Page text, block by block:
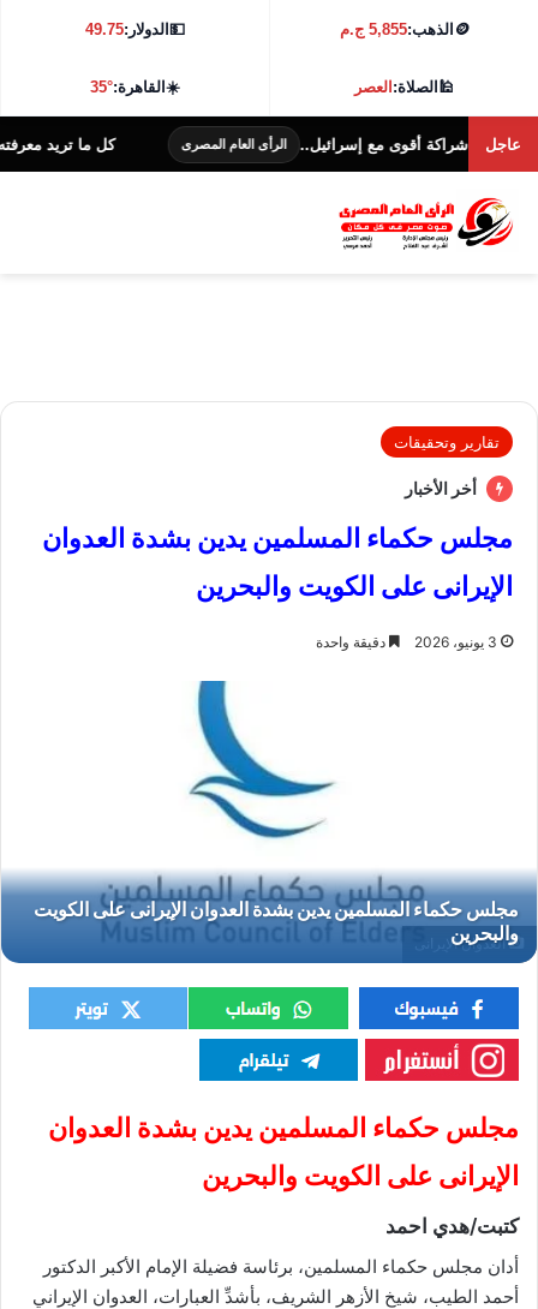
🪙 الذهب:5,855 ج.م 💵الدولار:49.75
🕌الصلاة:العصر ☀️القاهرة:35°
عاجلأقوى مع إسرائيل.. الرأى العام المصرى كل ما تريد معرفته عن
تقارير وتحقيقات
أخر الأخبار
مجلس حكماء المسلمين يدين بشدة العدوان
الإيرانى على الكويت والبحرين
3 يونيو، 2026 دقيقة واحدة
العدوان الإيرانى
مجلس حكماء المسلمين يدين بشدة العدوان
الإيرانى على الكويت والبحرين
كتبت/هدي احمد
أدان مجلس حكماء المسلمين، برئاسة فضيلة الإمام الأكبر الدكتور
أحمد الطيب، شيخ الأزهر الشريف، بأشدِّ العبارات، العدوان الإيراني